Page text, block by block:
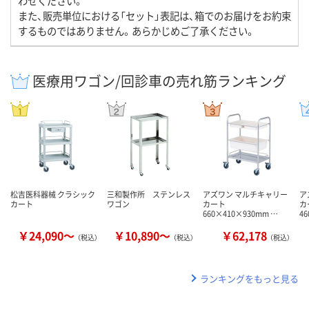
また、販売単位における「セット」表記は、箱でのお届けをお約束
するものではありません。あらかじめご了承ください。
医療用ワゴン/回診車の売れ筋ランキング
松吉医科器械 クラシック
カート
￥24,090～ （税込）
三和製作所 ステンレス
ワゴン
￥10,890～ （税込）
アズワン マルチキャリー
カート
660×410×930mm …
￥62,178 （税込）
ランキングをもっと見る